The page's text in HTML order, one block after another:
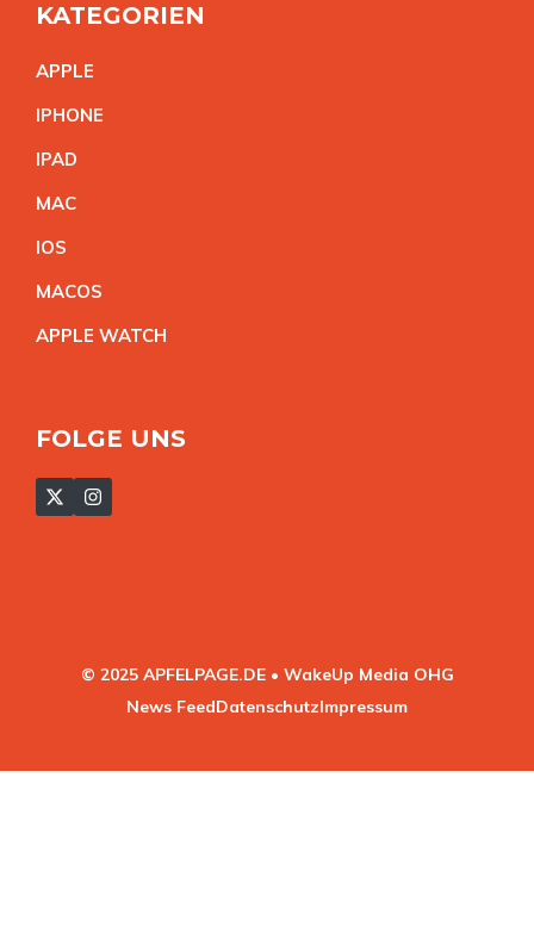
KATEGORIEN
APPLE
IPHONE
IPAD
MAC
IOS
MACOS
APPLE WATCH
FOLGE UNS
© 2025 APFELPAGE.DE • WakeUp Media OHG
News FeedDatenschutzImpressum